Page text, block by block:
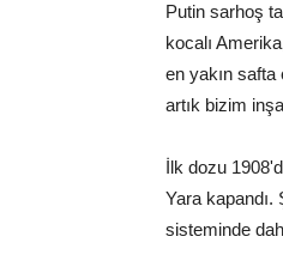
Putin sarhoş
kocalı
en yakın
artık bizim
İlk dozu
Yara
sisteminde